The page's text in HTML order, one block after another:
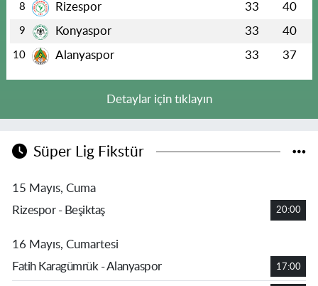
8 Rizespor 33 40
9 Konyaspor 33 40
10 Alanyaspor 33 37
Detaylar için tıklayın
Süper Lig Fikstür
15 Mayıs, Cuma
Rizespor - Beşiktaş
20:00
16 Mayıs, Cumartesi
Fatih Karagümrük - Alanyaspor
17:00